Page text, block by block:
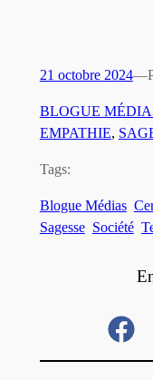
21 octobre 2024—
BLOGUE
EMPATHIE,
Tags:
Blogue Médias
Sagesse Société